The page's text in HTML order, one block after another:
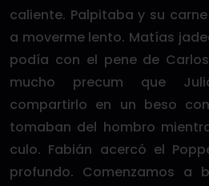
caliente. Palpitaba y su
a moverme lento. Matías
podía con el pene de
mucho precum que
compartirlo en un beso
tomaban del hombro
culo. Fabián acercó el
profundo. Comenzamos a